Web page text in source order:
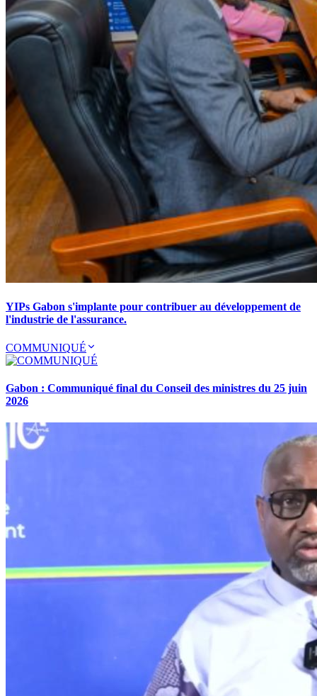
YIPs Gabon s'implante pour contribuer au développement de
l'industrie de l'assurance.
COMMUNIQUÉ
Gabon : Communiqué final du Conseil des ministres du 25 juin
2026